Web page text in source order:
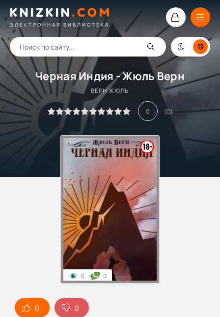
KNIZKIN.COM
ЭЛЕКТРОННАЯ БИБЛИОТЕКА
Черная Индия - Жюль Верн
ВЕРН ЖЮЛЬ
0 (0)
0
0
6 0